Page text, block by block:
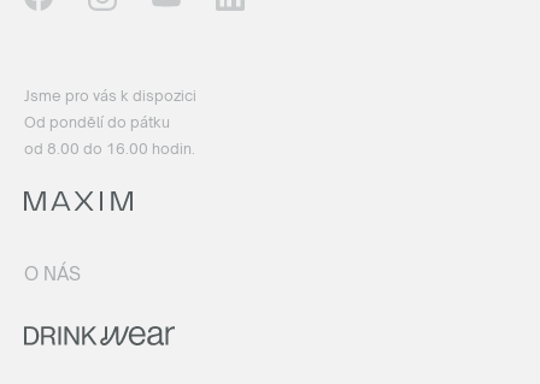
Jsme pro vás k dispozici
Od pondělí do pátku
od 8.00 do 16.00 hodin.
O NÁS